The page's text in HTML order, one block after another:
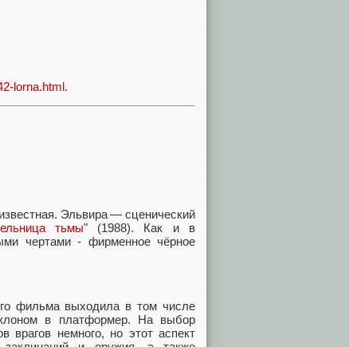
lorna.html.
Эльвира — сценический
тьмы" (1988). Как и в
чертами - фирменное чёрное
фильма выходила в том числе
в платформер. На выбор
врагов немного, но этот аспект